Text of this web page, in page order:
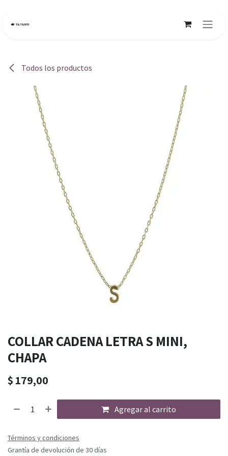
Todos los productos
COLLAR CADENA LETRA S MINI,
CHAPA
$ 179,00
Agregar al carrito
Términos y condiciones
Grantía de devolución de 30 días